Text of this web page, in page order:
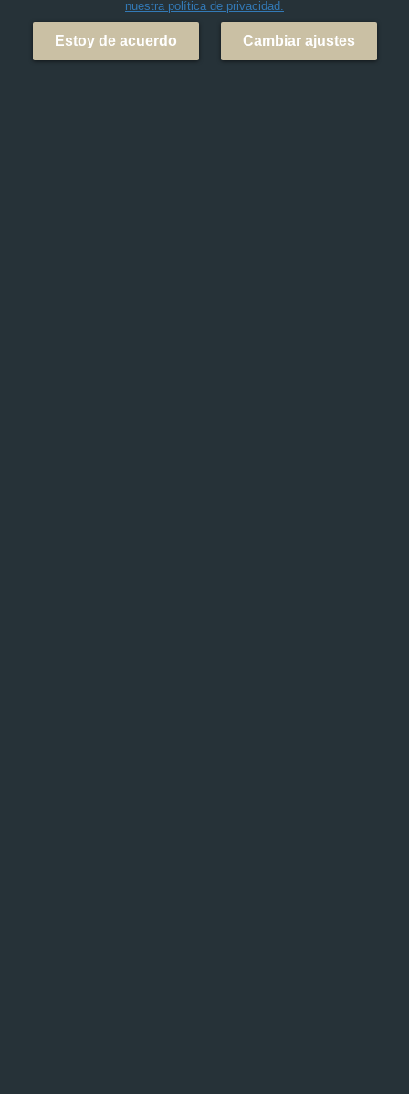
nuestra política de privacidad.
Estoy de acuerdo Cambiar ajustes